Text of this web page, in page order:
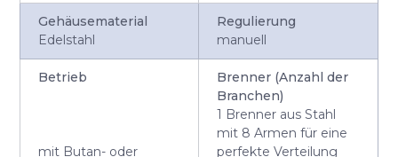
Gehäusematerial
Edelstahl
Regulierung
manuell
Betrieb
mit Butan- oder
Brenner (Anzahl der
Branchen)
1 Brenner aus Stahl
mit 8 Armen für eine
perfekte Verteilung